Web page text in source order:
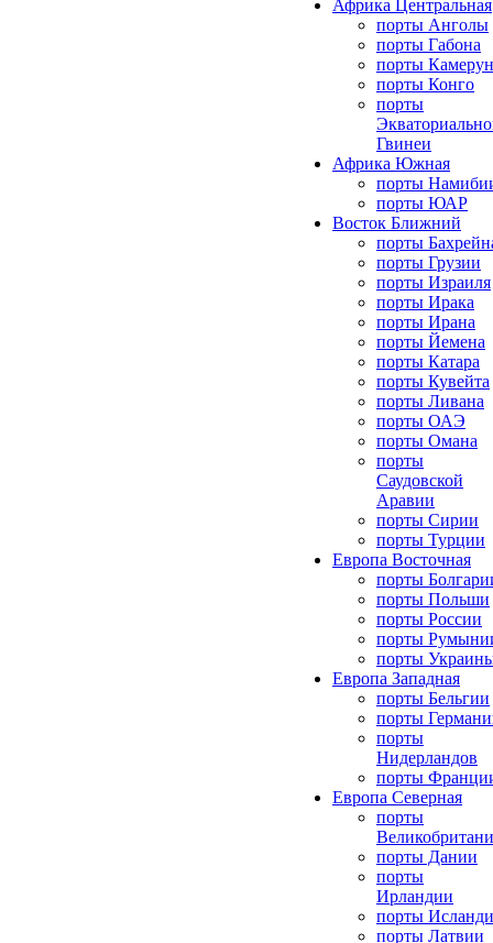
Африка Центральная
порты Анголы
порты Габона
порты
порты Конго
порты
Гвинеи
Африка Южная
порты
порты ЮАР
Восток Ближний
порты
порты Грузии
порты Израиля
порты Ирака
порты Ирана
порты Йемена
порты Катара
порты Кувейта
порты Ливана
порты ОАЭ
порты Омана
порты
Саудовской
Аравии
порты Сирии
порты Турции
Европа Восточная
порты
порты Польши
порты России
порты
порты
Европа Западная
порты Бельгии
порты
порты
Нидерландов
порты
Европа Северная
порты
порты Дании
порты
Ирландии
порты
порты Латвии